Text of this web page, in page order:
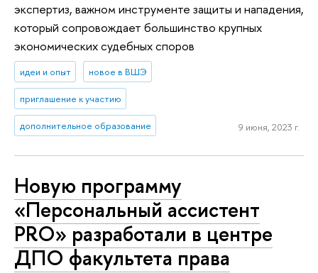
экспертиз, важном инструменте защиты и нападения,
который сопровождает большинство крупных
экономических судебных споров
идеи и опыт новое в ВШЭ
приглашение к участию
дополнительное образование 9 июня, 2023 г.
Новую программу
«Персональный ассистент
PRO» разработали в центре
ДПО факультета права